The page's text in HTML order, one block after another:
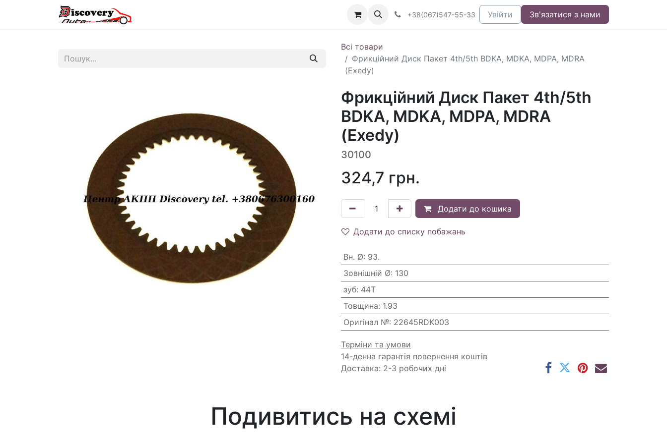
+38(067)547-55-33 Увійти Зв'язатися з нами
Всі товари
Фрикційний Диск Пакет 4th/5th BDKA, MDKA, MDPA, MDRA
(Exedy)
Фрикційний Диск Пакет 4th/5th
BDKA, MDKA, MDPA, MDRA
(Exedy)
30100
324,7 грн.
Додати до кошика
Додати до списку побажань
Вн. Ø: 93.
Зовнішній Ø: 130
зуб: 44T
Товщина: 1.93
Оригінал №: 22645RDK003
Терміни та умови
14-денна гарантія повернення коштів
Доставка: 2-3 робочих дні
Подивитись на схемі